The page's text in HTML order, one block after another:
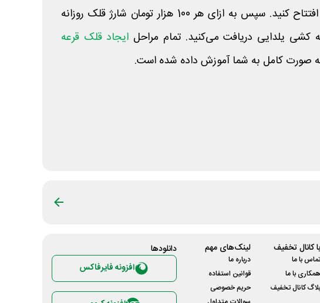
افتتاح کنید. سپس به ازای هر 100 هزار تومان شارژ قلک روزانه
یلدایی دریافت می‌کنید. تمام مراحل ایجاد قلک قرعه
صورت کامل به شما آموزش داده شده است.
با کانال تخفیف
تماس با ما
همکاری با ما
بلاگ کانال تخفیف
لینک‌های مهم
درباره ما
قوانین استفاده
حریم خصوصی
دانلود‌ها
افزونه فایرفاکس